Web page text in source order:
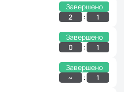
Завершено
2 : 1
Завершено
0 : 1
Завершено
~ : 1